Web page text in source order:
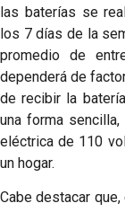
las baterías se
los 7 días de la
promedio de
dependerá de
de recibir la
una forma
eléctrica de 110
un hogar.
Cabe destacar